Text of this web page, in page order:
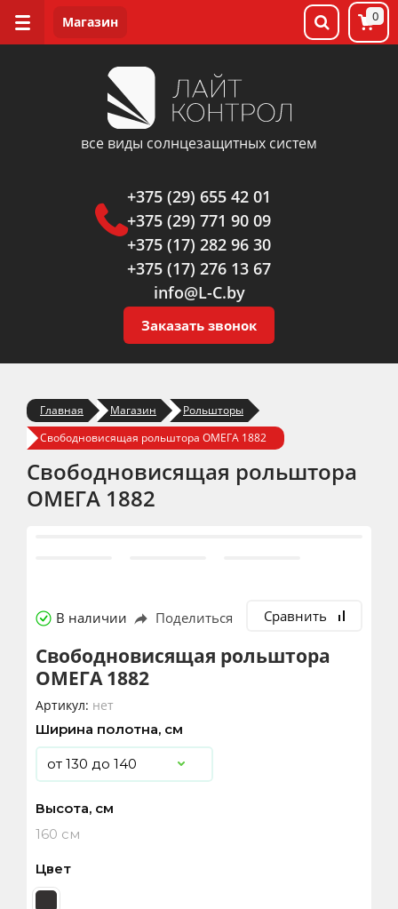
все виды солнцезащитных систем
+375 (29) 655 42 01
+375 (29) 771 90 09
+375 (17) 282 96 30
+375 (17) 276 13 67
info@L-C.by
Заказать звонок
0
Главная Магазин
Рольшторы
Свободновисящая рольштора ОМЕГА 1882
Свободновисящая рольштора
ОМЕГА 1882
В наличии Поделиться Сравнить
Свободновисящая рольштора
ОМЕГА 1882
Артикул: нет
Ширина полотна, см
Высота, см
160 см
Цвет